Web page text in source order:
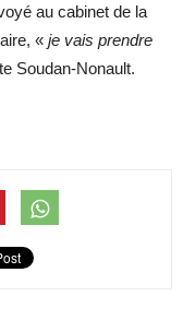
au cabinet de la
« je vais prendre
Soudan-Nonault.